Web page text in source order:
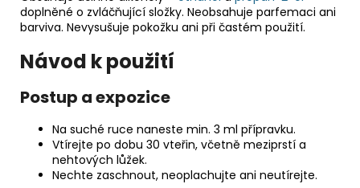
doplněné o zvláčňující složky. Neobsahuje parfemaci ani
barviva. Nevysušuje pokožku ani při častém použití.
Návod k použití
Postup a expozice
Na suché ruce naneste min. 3 ml přípravku.
Vtírejte po dobu 30 vteřin, včetně meziprstí a
nehtových lůžek.
Nechte zaschnout, neoplachujte ani neutírejte.